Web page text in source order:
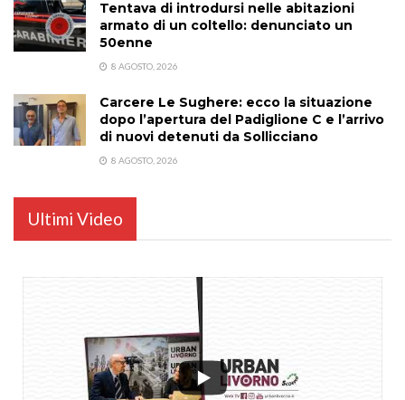
Tentava di introdursi nelle abitazioni
armato di un coltello: denunciato un
50enne
8 AGOSTO, 2026
Carcere Le Sughere: ecco la situazione
dopo l’apertura del Padiglione C e l’arrivo
di nuovi detenuti da Sollicciano
8 AGOSTO, 2026
Ultimi Video